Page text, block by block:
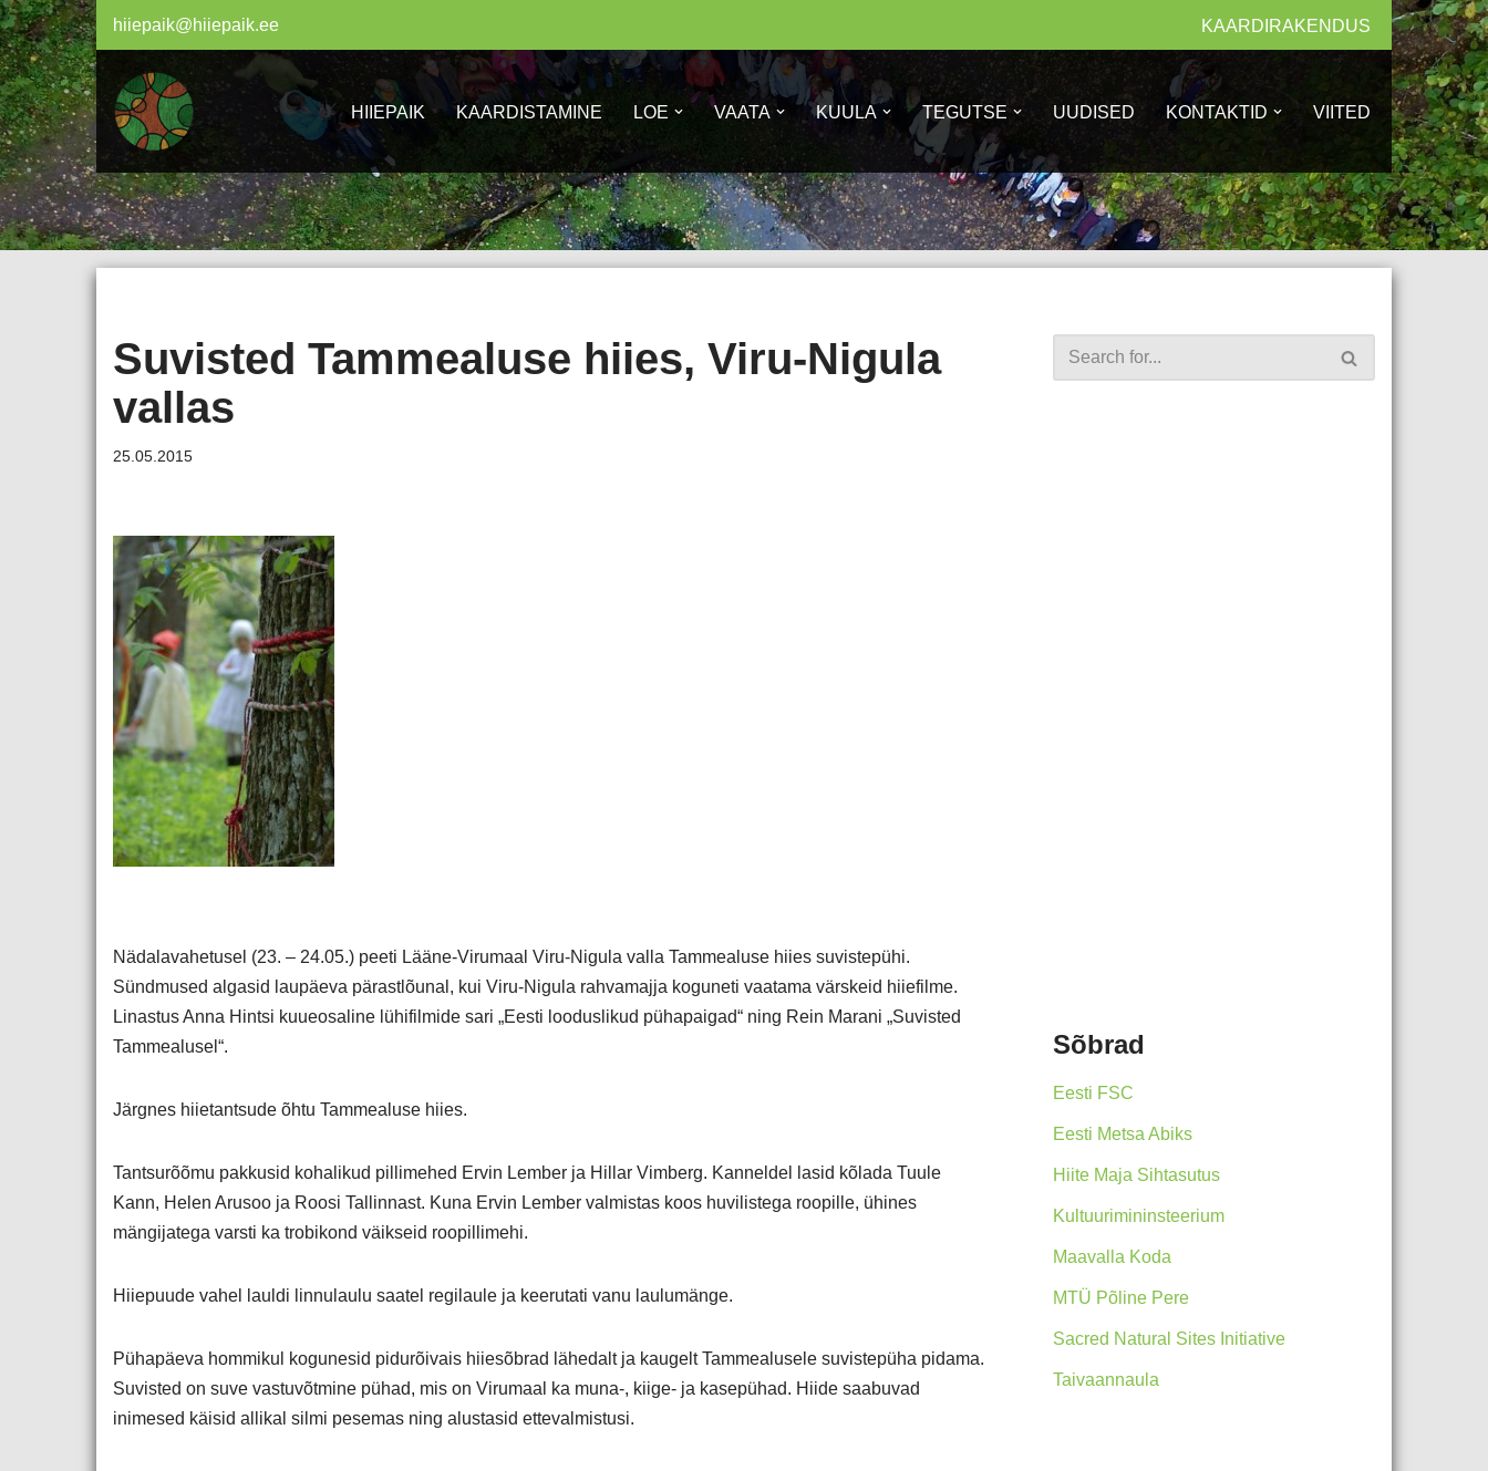
Skip
to
content
hiiepaik@hiiepaik.ee KAARDIRAKENDUS
HIIEPAIK KAARDISTAMINE LOE VAATA KUULA TEGUTSE UUDISED KONTAKTID VIITED
Suvisted Tammealuse hiies, Viru-Nigula
vallas
25.05.2015
Nädalavahetusel (23. – 24.05.) peeti Lääne-Virumaal Viru-Nigula valla Tammealuse hiies suvistepühi.
Sündmused algasid laupäeva pärastlõunal, kui Viru-Nigula rahvamajja koguneti vaatama värskeid hiiefilme.
Linastus Anna Hintsi kuueosaline lühifilmide sari „Eesti looduslikud pühapaigad“ ning Rein Marani „Suvisted
Tammealusel“.
Järgnes hiietantsude õhtu Tammealuse hiies.
Tantsurõõmu pakkusid kohalikud pillimehed Ervin Lember ja Hillar Vimberg. Kanneldel lasid kõlada Tuule
Kann, Helen Arusoo ja Roosi Tallinnast. Kuna Ervin Lember valmistas koos huvilistega roopille, ühines
mängijatega varsti ka trobikond väikseid roopillimehi.
Hiiepuude vahel lauldi linnulaulu saatel regilaule ja keerutati vanu laulumänge.
Pühapäeva hommikul kogunesid pidurõivais hiiesõbrad lähedalt ja kaugelt Tammealusele suvistepüha pidama.
Suvisted on suve vastuvõtmine pühad, mis on Virumaal ka muna-, kiige- ja kasepühad. Hiide saabuvad
inimesed käisid allikal silmi pesemas ning alustasid ettevalmistusi.
Sõbrad
Eesti FSC
Eesti Metsa Abiks
Hiite Maja Sihtasutus
Kultuurimininsteerium
Maavalla Koda
MTÜ Põline Pere
Sacred Natural Sites Initiative
Taivaannaula